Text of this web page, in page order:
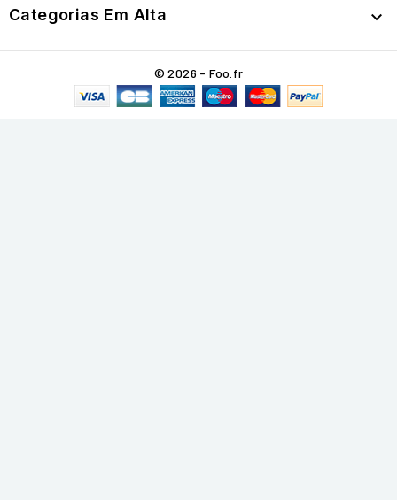
Categorias Em Alta 
© 2026 - Foo.fr